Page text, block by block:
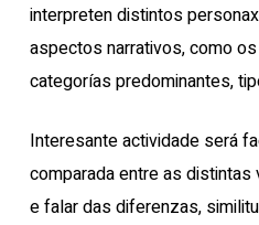
interpreten distintos
aspectos narrativos, como
categorías predominantes,
Interesante actividade será
comparada entre as distintas
e falar das diferenzas,